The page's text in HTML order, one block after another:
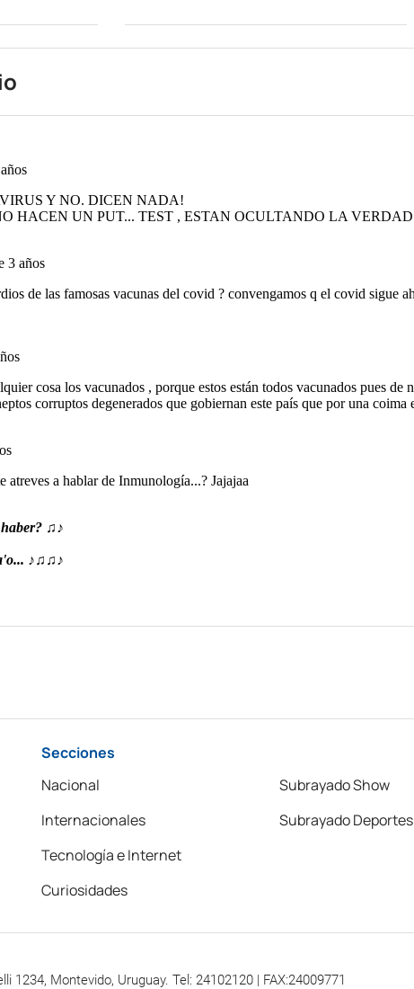
Secciones
Nacional
Internacionales
Tecnología e Internet
Curiosidades
Subrayado Show
Subrayado Deportes
1234, Montevido, Uruguay. Tel: 24102120 | FAX:24009771